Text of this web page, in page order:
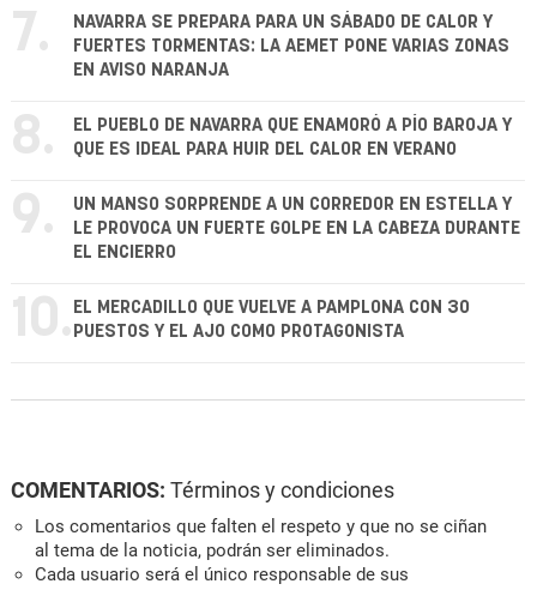
7.
NAVARRA SE PREPARA PARA UN SÁBADO DE CALOR Y
FUERTES TORMENTAS: LA AEMET PONE VARIAS ZONAS
EN AVISO NARANJA
8.
EL PUEBLO DE NAVARRA QUE ENAMORÓ A PÍO BAROJA Y
QUE ES IDEAL PARA HUIR DEL CALOR EN VERANO
9.
UN MANSO SORPRENDE A UN CORREDOR EN ESTELLA Y
LE PROVOCA UN FUERTE GOLPE EN LA CABEZA DURANTE
EL ENCIERRO
10. EL MERCADILLO QUE VUELVE A PAMPLONA CON 30
PUESTOS Y EL AJO COMO PROTAGONISTA
COMENTARIOS: Términos y condiciones
Los comentarios que falten el respeto y que no se ciñan
al tema de la noticia, podrán ser eliminados.
Cada usuario será el único responsable de sus